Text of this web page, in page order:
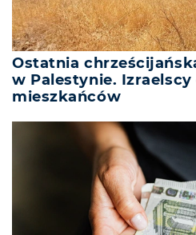
Ostatnia
w Palestynie.
mieszkańców